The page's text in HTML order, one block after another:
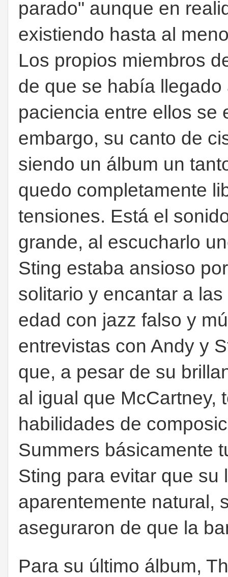
parado" aunque en
existiendo hasta al
Los propios miembros
de que se había
paciencia entre ellos se
embargo, su canto de
siendo un álbum un
quedo completamente
tensiones. Está el
grande, al escucharlo
Sting estaba ansioso
solitario y encantar a
edad con jazz falso y
entrevistas con Andy y
que, a pesar de su
al igual que McCartney,
habilidades de
Summers básicamente
Sting para evitar que
aparentemente natural,
aseguraron de que la
Para su último álbum,